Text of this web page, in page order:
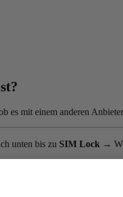
es mit einem anderen
unten bis zu SIM Lock →